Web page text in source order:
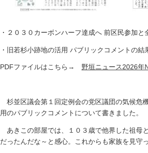
・２０３０カーボンハーフ達成へ 前区民参加と
・旧若杉小跡地の活用 パブリックコメントの結
PDFファイルはこちら→ 野垣ニュース2026
杉並区議会第１回定例会の党区議団の気候危
用のパブリックコメントについて書きました。
あきこの部屋では、１０３歳で他界した祖母
だったんだな～と感心。これからも家族を見守